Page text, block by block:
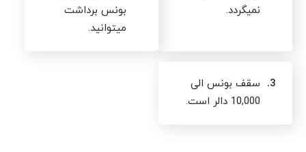
نمیگردد.
بونس برداشت
میتوانید.
3.
سقف بونس الی
10,000 دالر است.